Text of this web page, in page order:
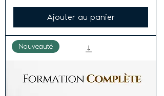
Ajouter au panier
Nouveauté